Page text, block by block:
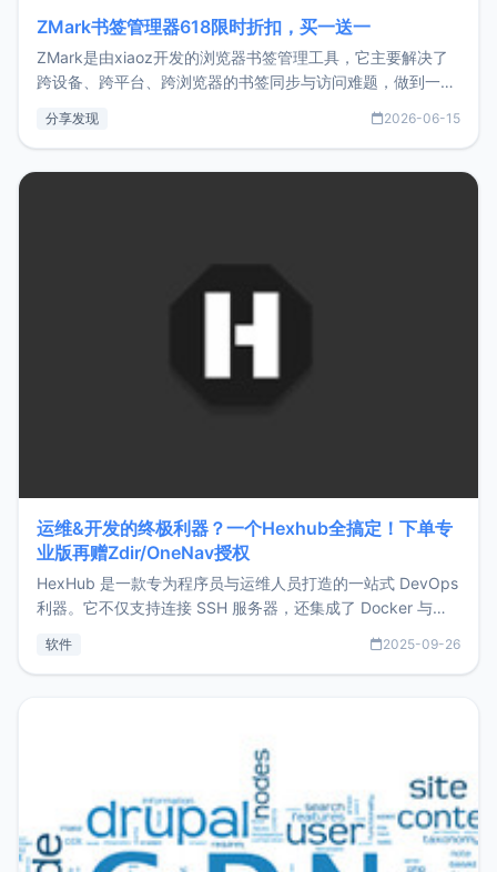
ZMark书签管理器618限时折扣，买一送一
ZMark是由xiaoz开发的浏览器书签管理工具，它主要解决了
跨设备、跨平台、跨浏览器的书签同步与访问难题，做到一处
用，让管理更高效。ZMark官网地址：
分享发现 2026-06-15
运维&开发的终极利器？一个Hexhub全搞定！下单专
业版再赠Zdir/OneNav授权
HexHub 是一款专为程序员与运维人员打造的一站式 DevOps
利器。它不仅支持连接 SSH 服务器，还集成了 Docker 与常
件间频繁切换，仅凭 HexHub 即可同时搞定运维与数据库操
软件 2025-09-26